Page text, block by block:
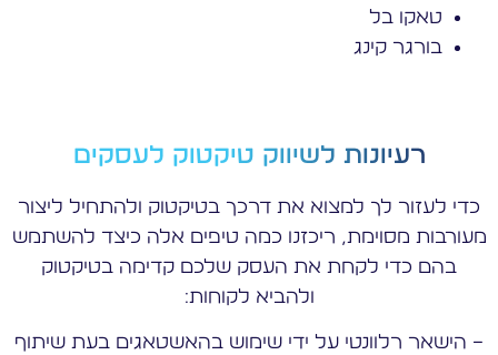
טאקו בל
בורגר קינג
רעיונות לשיווק טיקטוק לעסקים
כדי לעזור לך למצוא את דרכך בטיקטוק ולהתחיל ליצור
מעורבות מסוימת, ריכזנו כמה טיפים אלה כיצד להשתמש
בהם כדי לקחת את העסק שלכם קדימה בטיקטוק
ולהביא לקוחות:
– הישאר רלוונטי על ידי שימוש בהאשטאגים בעת שיתוף